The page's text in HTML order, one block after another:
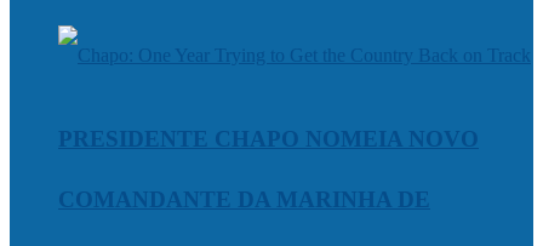
PRESIDENTE CHAPO NOMEIA NOVO
COMANDANTE DA MARINHA DE